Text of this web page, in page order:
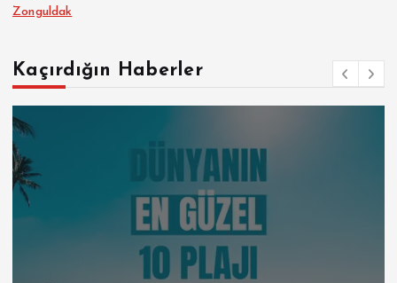
Zonguldak
Kaçırdığın Haberler